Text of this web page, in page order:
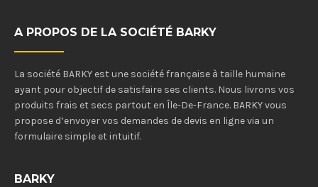
A PROPOS DE LA SOCIÉTÉ BARKY
La société BARKY est une société française à taille humaine
ayant pour objectif de satisfaire ses clients. Nous livrons vos
produits frais et secs partout en Île-De-France. BARKY vous
propose d’envoyer vos demandes de devis en ligne via un
formulaire simple et intuitif.
BARKY